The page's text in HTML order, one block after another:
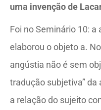
uma invenção de
Foi no Seminário 10: a
elaborou o objeto a.
angústia não é sem
tradução subjetiva” da
a relação do sujeito